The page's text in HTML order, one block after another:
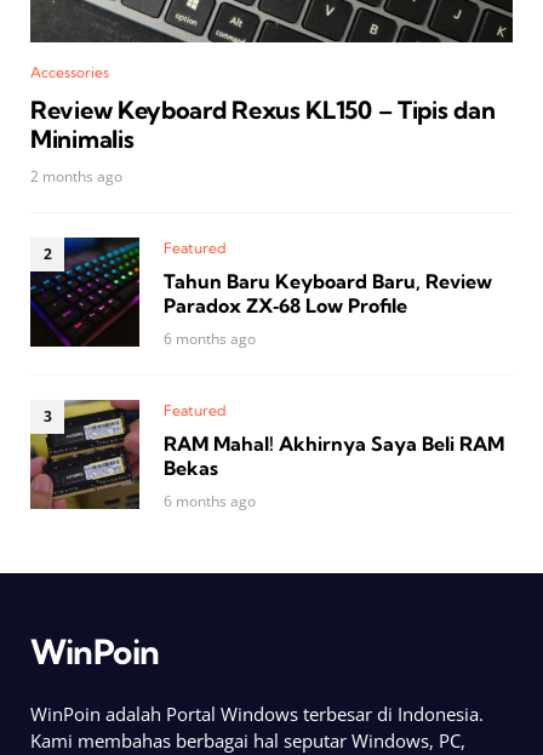
Accessories
Review Keyboard Rexus KL150 – Tipis dan
Minimalis
2 months ago
Featured
Tahun Baru Keyboard Baru, Review
Paradox ZX‑68 Low Profile
6 months ago
Featured
RAM Mahal! Akhirnya Saya Beli RAM
Bekas
6 months ago
WinPoin
WinPoin adalah Portal Windows terbesar di Indonesia.
Kami membahas berbagai hal seputar Windows, PC,